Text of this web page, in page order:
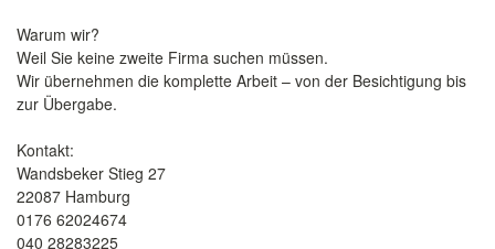
Warum wir?
Weil Sie keine zweite Firma suchen müssen.
Wir übernehmen die komplette Arbeit – von der Besichtigung bis
zur Übergabe.
Kontakt:
Wandsbeker Stieg 27
22087 Hamburg
0176 62024674
040 28283225